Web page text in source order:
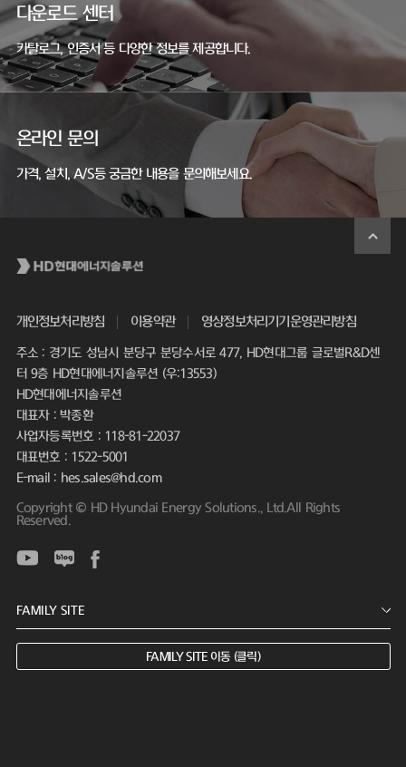
다운로드 센터
카탈로그, 인증서 등 다양한 정보를 제공합니다.
온라인 문의
가격, 설치, A/S등 궁금한 내용을 문의해보세요.
개인정보처리방침 이용약관 영상정보처리기기운영관리방침
주소 : 경기도 성남시 분당구 분당수서로 477, HD현대그룹 글로벌R&D센
터 9층 HD현대에너지솔루션 (우:13553)
HD현대에너지솔루션
대표자 : 박종환
사업자등록번호 : 118-81-22037
대표번호 : 1522-5001
E-mail : hes.sales@hd.com
Copyright © HD Hyundai Energy Solutions., Ltd.All Rights
Reserved.
FAMILY SITE 이동 (클릭)